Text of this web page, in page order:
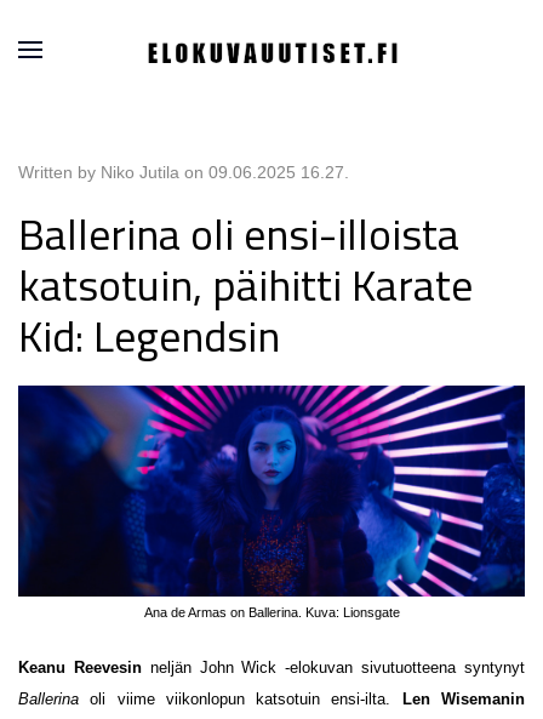
Written by Niko Jutila on 09.06.2025 16.27
Ballerina oli ensi-illoista
katsotuin, päihitti Karate
Kid: Legendsin
Ana de Armas on Ballerina. Kuva: Lionsgate
Keanu Reevesinneljän John Wick -elokuvan sivutuotteena syntynyt
Ballerina oli viime viikonlopun katsotuin ensi-ilta.
Len Wisemanin